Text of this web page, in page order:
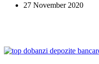
o
27 November 2020